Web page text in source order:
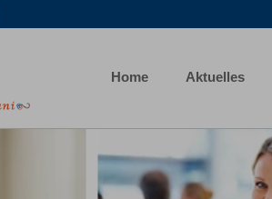
Home Aktuelles